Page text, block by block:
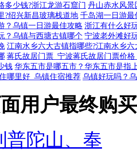
多少钱?浙江龙游石窟门 丹山赤水风景
?绍兴新昌玻璃栈道地 千岛湖一日游
？乌镇一日游最佳攻略 浙江有什么好
？乌镇与西塘古镇哪个 宁波老外滩好
江南水乡六大古镇指哪些?江南水乡六
蒋氏故居门票_宁波蒋氏故居门票价格
钱 华东五市是哪五市？华东五市是指
哪里好_乌镇住宿推荐 乌镇好玩吗？
用户最终购买